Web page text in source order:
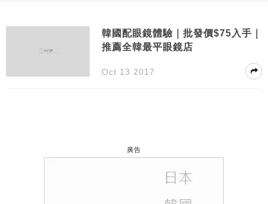
韓國配眼鏡體驗｜批發價$75入手｜
推薦全韓最平眼鏡店
Oct 13 2017
廣告